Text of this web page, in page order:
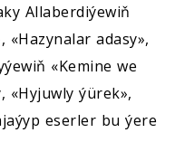
Allaberdiýewiň
«Hazynalar adasy»,
«Kemine we
«Hyjuwly ýürek»,
eserler bu ýere